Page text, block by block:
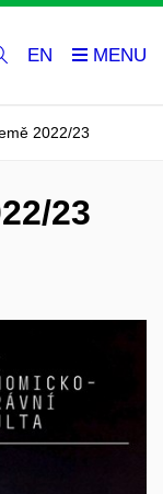
EN
2022/23
23